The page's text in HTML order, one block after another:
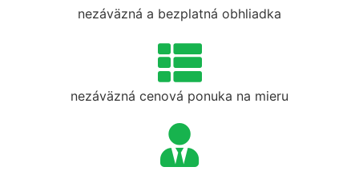
nezáväzná a bezplatná obhliadka
nezáväzná cenová ponuka na mieru